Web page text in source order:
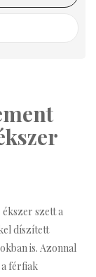
szett a
díszített
is. Azonnal
férfiak